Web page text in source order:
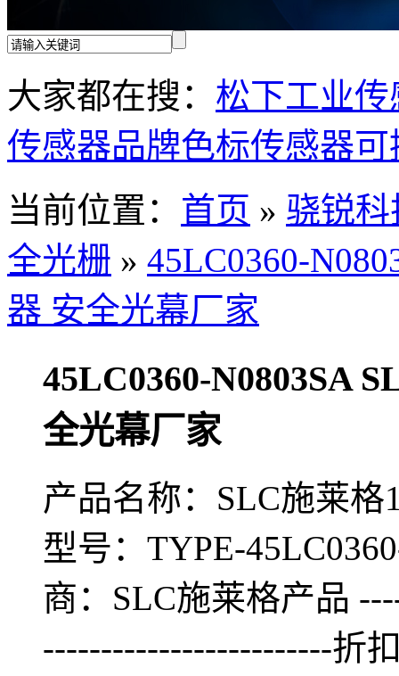
大家都在搜： 松下工业传
传感器品牌色标传感器可
当前位置： 首页 » 骁锐
全光栅 » 45LC0360-
器 安全光幕厂家
45LC0360-N0803SA
全光幕厂家
产品名称：SLC施莱
型号：TYPE-
商：SLC施莱格产品
-------------------------折